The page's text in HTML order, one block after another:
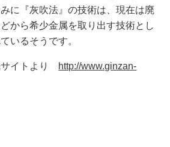
に『灰吹法』の技術は、現在は廃
から希少金属を取り出す技術とし
いるそうです。
イトより http://www.ginzan-